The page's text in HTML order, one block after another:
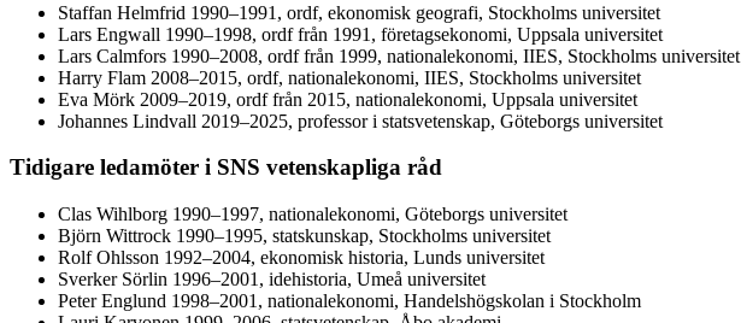
Staffan Helmfrid 1990–1991, ordf, ekonomisk geografi, Stockholms universitet
Lars Engwall 1990–1998, ordf från 1991, företagsekonomi, Uppsala universitet
Lars Calmfors 1990–2008, ordf från 1999, nationalekonomi, IIES, Stockholms universitet
Harry Flam 2008–2015, ordf, nationalekonomi, IIES, Stockholms universitet
Eva Mörk 2009–2019, ordf från 2015, nationalekonomi, Uppsala universitet
Johannes Lindvall 2019–2025, professor i statsvetenskap, Göteborgs universitet
Tidigare ledamöter i SNS vetenskapliga råd
Clas Wihlborg 1990–1997, nationalekonomi, Göteborgs universitet
Björn Wittrock 1990–1995, statskunskap, Stockholms universitet
Rolf Ohlsson 1992–2004, ekonomisk historia, Lunds universitet
Sverker Sörlin 1996–2001, idehistoria, Umeå universitet
Peter Englund 1998–2001, nationalekonomi, Handelshögskolan i Stockholm